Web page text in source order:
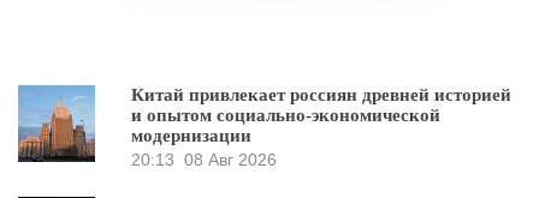
Китай привлекает россиян древней историей
и опытом социально-экономической
модернизации
20:13 08 Авг 2026